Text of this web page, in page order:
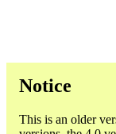
Notice
This is an older